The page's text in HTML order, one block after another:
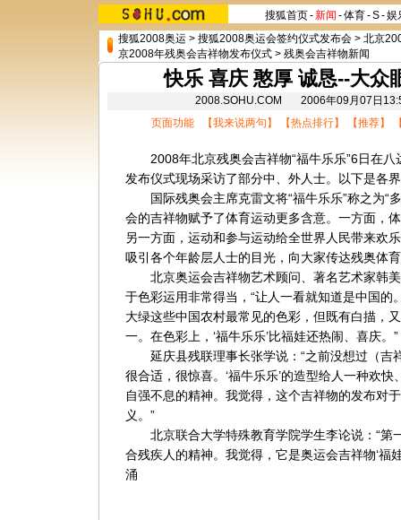
搜狐首页-新闻 -体育-S-娱
搜狐2008奥运 > 搜狐2008奥运会签约仪式发布会 > 北京
京2008年残奥会吉祥物发布仪式 > 残奥会吉祥物新闻
快乐 喜庆 憨厚 诚恳--大众
2008.SOHU.COM 2006年09月07日
页面功能 【我来说两句 】 【热点排行】 【推荐】
2008年北京残奥会吉祥物“福牛乐乐”6日在八
发布仪式现场采访了部分中、外人士。以下是各
国际残奥会主席克雷文将“福牛乐乐”称之为“
会的吉祥物赋予了体育运动更多含意。一方面，
另一方面，运动和参与运动给全世界人民带来欢
吸引各个年龄层人士的目光，向大家传达残奥体育
北京奥运会吉祥物艺术顾问、著名艺术家韩美
于色彩运用非常得当，“让人一看就知道是中国的
大绿这些中国农村最常见的色彩，但既有白描，
一。在色彩上，‘福牛乐乐’比福娃还热闹、喜庆。”
延庆县残联理事长张学说：“之前没想过（吉
很合适，很惊喜。‘福牛乐乐’的造型给人一种欢
自强不息的精神。我觉得，这个吉祥物的发布对
义。”
北京联合大学特殊教育学院学生李论说：“第
合残疾人的精神。我觉得，它是奥运会吉祥物‘福
涌